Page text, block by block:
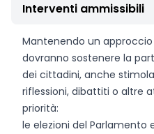
Interventi ammissibili
Mantenendo un approccio
dovranno sostenere la
dei cittadini, anche
riflessioni, dibattiti o altre
priorità:
le elezioni del Parlamento